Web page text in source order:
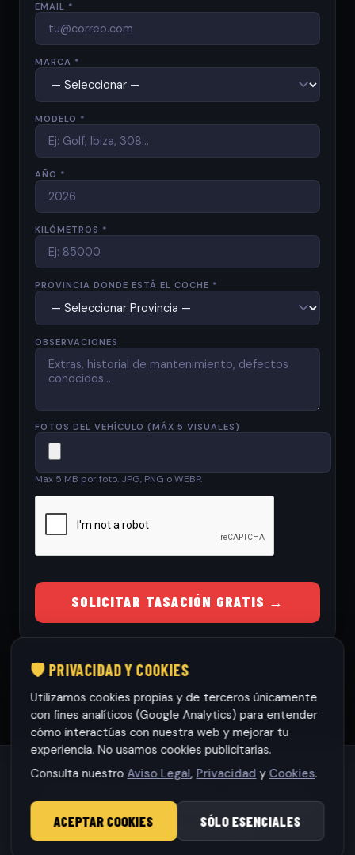
EMAIL *
MARCA *
MODELO *
AÑO *
KILÓMETROS *
PROVINCIA DONDE ESTÁ EL COCHE *
OBSERVACIONES
FOTOS DEL VEHÍCULO (MÁX 5 VISUALES)
Max 5 MB por foto. JPG, PNG o WEBP.
SOLICITAR TASACIÓN GRATIS →
© 2026 RamonCars. Todos los derechos reservados.
🛡️ PRIVACIDAD Y COOKIES
Utilizamos cookies propias y de terceros únicamente
con fines analíticos (Google Analytics) para entender
cómo interactúas con nuestra web y mejorar tu
experiencia. No usamos cookies publicitarias.
Consulta nuestroAviso Legal, Privacidad y Cookies.
ACEPTAR COOKIES SÓLO ESENCIALES